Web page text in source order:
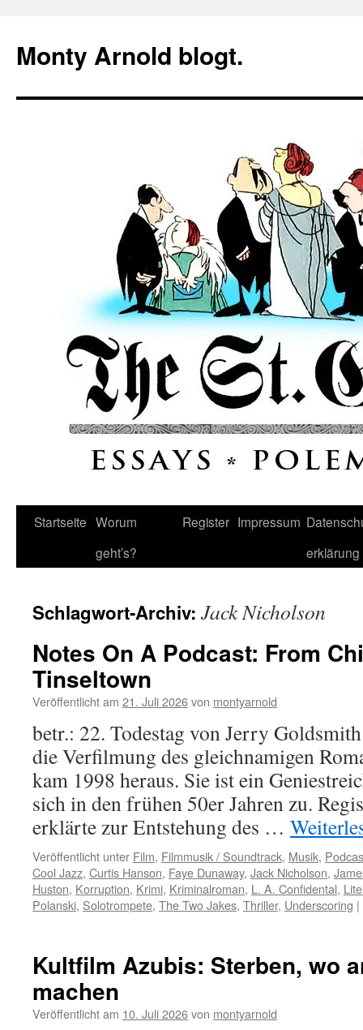
springen
Monty Arnold blogt.
Startseite Worum
geht’s?
Register Impressum
erklärung
Schlagwort-Archiv: Jack Nicholson
Notes On A Podcast: From
Tinseltown
Veröffentlicht am 21. Juli 2026von montyarnold
betr.: 22. Todestag von Jerry
die Verfilmung des gleichnamigen
kam 1998 heraus. Sie ist ein
sich in den frühen 50er Jahren zu.
erklärte zur Entstehung des …
Veröffentlicht unter Film, Filmmusik / Soundtrack, Musik,
Cool Jazz, Curtis Hanson, Faye Dunaway, Jack Nicholson,
Huston, Korruption, Krimi, Kriminalroman, L. A. Confidental,
Polanski, Solotrompete, The Two Jakes, Thriller, Underscoring |
Kultfilm Azubis: Sterben, wo
machen
Veröffentlicht am 10. Juli 2026von montyarnold